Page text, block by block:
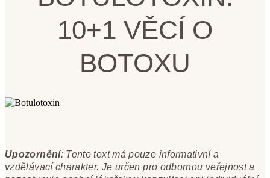
10+1 VĚCÍ O
BOTOXU
Upozornění: Tento text má pouze informativní a
vzdělávací charakter. Je určen pro odbornou veřejnost a